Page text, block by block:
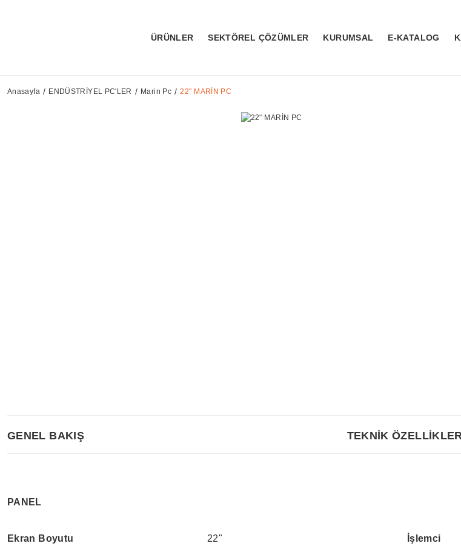
ÜRÜNLER SEKTÖREL ÇÖZÜMLER KURUMSAL E-KATALOG
Anasayfa ENDÜSTRİYEL PC'LER Marin Pc 22'' MARİN PC
GENEL BAKIŞ TEKNİK
PANEL
Ekran Boyutu 22" İşlemci